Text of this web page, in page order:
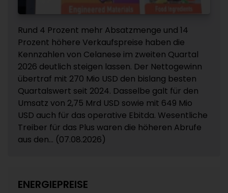
Rund 4 Prozent mehr Absatzmenge und 14
Prozent höhere Verkaufspreise haben die
Kennzahlen von Celanese im zweiten Quartal
2026 deutlich steigen lassen. Der Nettogewinn
übertraf mit 270 Mio USD den bislang besten
Quartalswert seit 2024. Dasselbe galt für den
Umsatz von 2,75 Mrd USD sowie mit 649 Mio
USD auch für das operative Ebitda. Wesentliche
Treiber für das Plus waren die höheren Abrufe
aus den... (07.08.2026)
ENERGIEPREISE